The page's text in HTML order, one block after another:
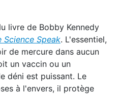
livre de Bobby Kennedy
Science Speak. L'essentiel,
de mercure dans aucun
un vaccin ou un
déni est puissant. Le
à l'envers, il protège